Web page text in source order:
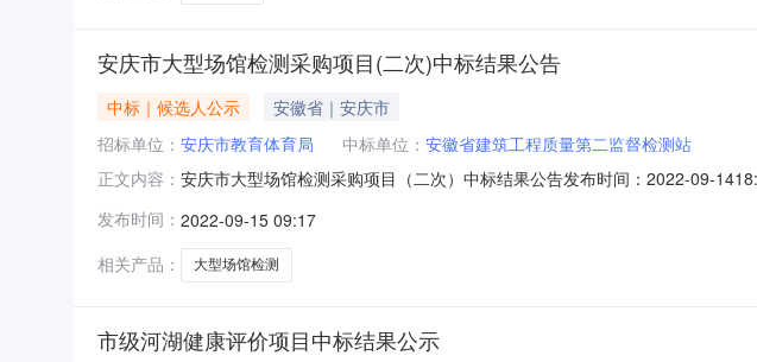
安庆市大型场馆检测采购项目(二次)中标结果公告
中标｜候选人公示
安徽省｜安庆市
招标单位： 安庆市教育体育局 中标单位： 安徽省建筑工程质量第二监督检测站
正文内容： 安庆市大型场馆检测采购项目（二次）中标结果公告发布时间：2022-09-
山湖路567号中标金额：746000.00元四、主要标的信息服务类名称：安庆市
订之日起3
发布时间： 2022-09-15 09:17
相关产品：
大型场馆检测
市级河湖健康评价项目中标结果公示